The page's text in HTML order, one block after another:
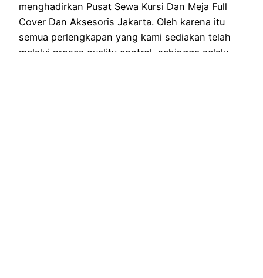
menghadirkan Pusat Sewa Kursi Dan Meja Full
Cover Dan Aksesoris Jakarta. Oleh karena itu
semua perlengkapan yang kami sediakan telah
melalui proses quality control, sehingga selalu